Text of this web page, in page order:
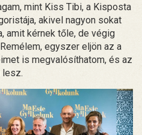
mint Kiss Tibi, a Kisposta
akivel nagyon sokat
amit kérnek tőle, de végig
egyszer eljön az a
is megvalósíthatom, és az
lesz.